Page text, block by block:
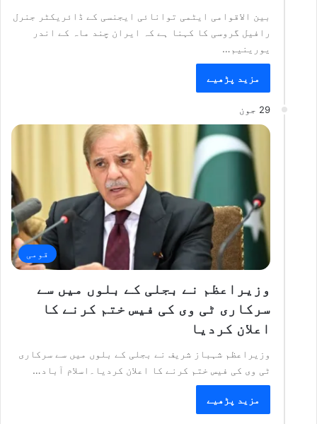
بین الاقوامی ایٹمی توانائی ایجنسی کے ڈائریکٹر جنرل
رافیل گروسی کا کہنا ہے کہ ایران چند ماہ کے اندر
یورینیم…
مزید پڑھیے
29 جون
قومی
وزیراعظم نے بجلی کے بلوں میں سے
سرکاری ٹی وی کی فیس ختم کرنے کا
اعلان کردیا
وزیراعظم شہباز شریف نے بجلی کے بلوں میں سے سرکاری
ٹی وی کی فیس ختم کرنے کا اعلان کردیا۔اسلام آباد…
مزید پڑھیے